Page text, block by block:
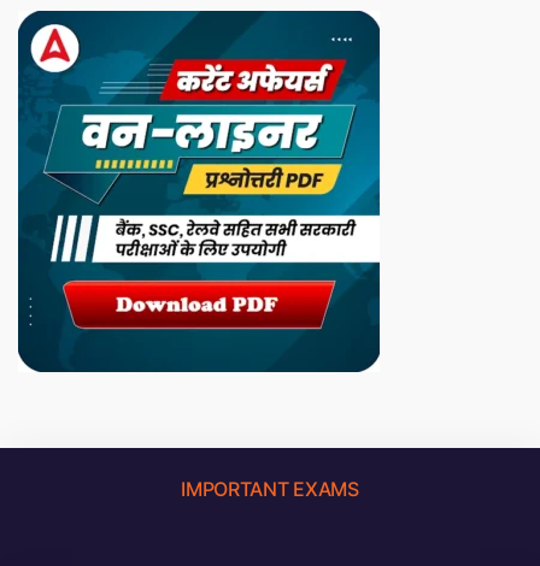
IMPORTANT EXAMS